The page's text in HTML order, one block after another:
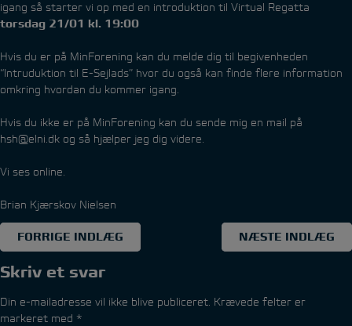
igang så starter vi op med en introduktion til Virtual Regatta
torsdag 21/01 kl. 19:00
Hvis du er på MinForening kan du melde dig til begivenheden
“Intruduktion til E-Sejlads” hvor du også kan finde flere information
omkring hvordan du kommer igang.
Hvis du ikke er på MinForening kan du sende mig en mail på
hsh@elni.dk og så hjælper jeg dig videre.
Vi ses online.
Brian Kjærskov Nielsen
Indlægsnavigation
FORRIGE INDLÆG NÆSTE INDLÆG
Skriv et svar
Din e-mailadresse vil ikke blive publiceret. Krævede felter er
markeret med *